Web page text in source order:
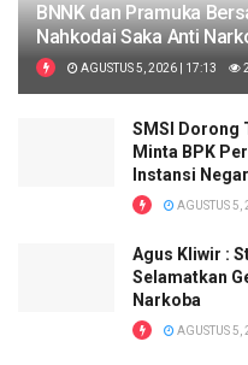
BNNK dan Pramuka
Nahkodai Saka Anti
AGUSTUS 5, 2026 | 17:13
SMSI Dorong
Minta BPK
Instansi
AGUSTUS
Agus Kliwir :
Selamatkan
Narkoba
AGUSTUS